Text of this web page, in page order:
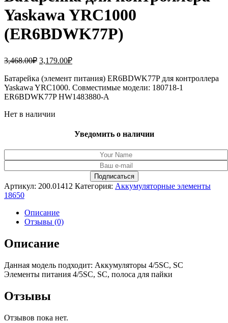
Yaskawa YRC1000
(ER6BDWK77P)
3,468.00₽ Первоначальная
составляла
3,468.00₽.
3,179.00₽Текущая
3,179.00₽.
Батарейка (элемент питания) ER6BDWK77P для контроллера
Yaskawa YRC1000. Совместимые модели: 180718-1
ER6BDWK77P HW1483880-A
Нет в наличии
Уведомить о наличии
Артикул: 200.01412 Категория: Аккумуляторные элементы
18650
Описание
Отзывы (0)
Описание
Данная модель подходит: Аккумуляторы 4/5SC, SC
Элементы питания 4/5SC, SC, полоса для пайки
Отзывы
Отзывов пока нет.